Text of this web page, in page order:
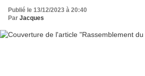
Publié le 13/12/2023 à 20:40
Par Jacques